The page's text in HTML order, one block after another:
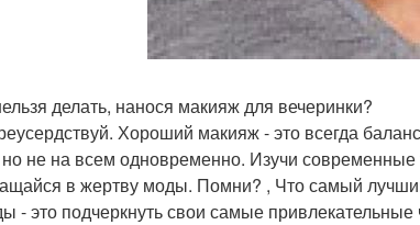
делать, нанося макияж для вечеринки?
Хороший макияж - это всегда
но не на всем одновременно. Изучи
в жертву моды. Помни? , Что самый
- это подчеркнуть свои самые привлекательные